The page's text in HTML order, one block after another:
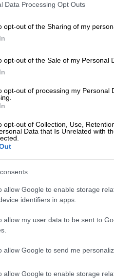
Data Processing Opt Outs
opt-out of the Sharing of my
opt-out of the Sale of my Personal
opt-out of processing my Personal
opt-out of Collection, Use,
Data that Is Unrelated with
allow Google to enable storage
identifiers in apps.
allow my user data to be sent to
allow Google to send me
allow Google to enable storage